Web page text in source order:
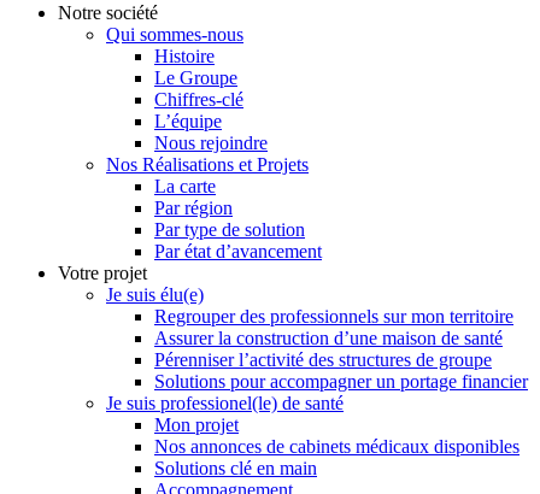
Notre société
Qui sommes-nous
Histoire
Le Groupe
Chiffres-clé
L’équipe
Nous rejoindre
Nos Réalisations et Projets
La carte
Par région
Par type de solution
Par état d’avancement
Votre projet
Je suis élu(e)
Regrouper des professionnels sur mon territoire
Assurer la construction d’une maison de santé
Pérenniser l’activité des structures de groupe
Solutions pour accompagner un portage financier
Je suis professionel(le) de santé
Mon projet
Nos annonces de cabinets médicaux disponibles
Solutions clé en main
Accompagnement